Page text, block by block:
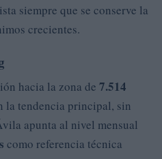
siempre que se conserve la
crecientes.
hacia la zona de 7.514
la tendencia principal, sin
apunta al nivel mensual
como referencia técnica